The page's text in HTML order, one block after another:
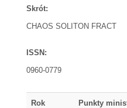
Skrót:
CHAOS SOLITON FRACT
ISSN:
0960-0779
Rok Punkty